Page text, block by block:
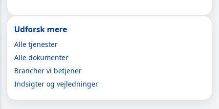
Udforsk mere
Alle tjenester
Alle dokumenter
Brancher vi betjener
Indsigter og vejledninger